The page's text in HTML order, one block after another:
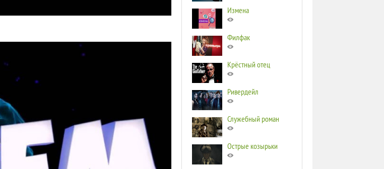
Измена
Филфак
Крёстный отец
Ривердейл
Служебный роман
Острые козырьки